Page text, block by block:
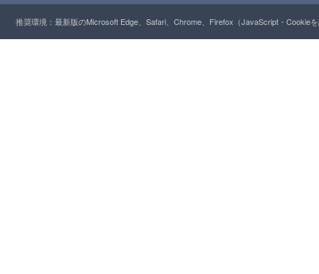
推奨環境：最新版のMicrosoft Edge、Safari、Chrome、Firefox（JavaScript・Cookie